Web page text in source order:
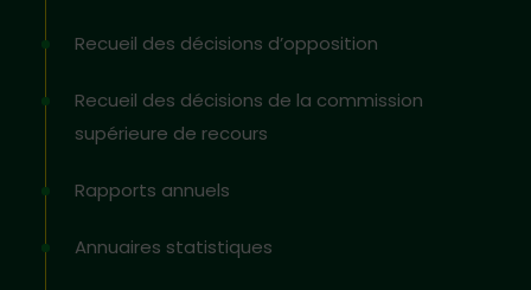
Recueil des décisions d’opposition
Recueil des décisions de la commission
supérieure de recours
Rapports annuels
Annuaires statistiques